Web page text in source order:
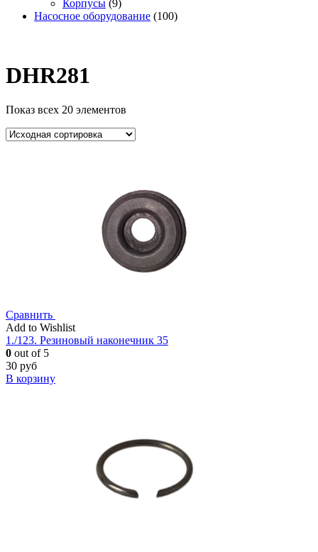
Корпусы (9)
Насосное оборудование (100)
DHR281
Показ всех 20 элементов
Сравнить
Add to Wishlist
1./123. Резиновый наконечник 35
0 out of 5
30 руб
В корзину